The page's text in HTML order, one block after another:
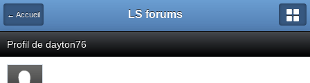
← Accueil LS forums
Profil de dayton76